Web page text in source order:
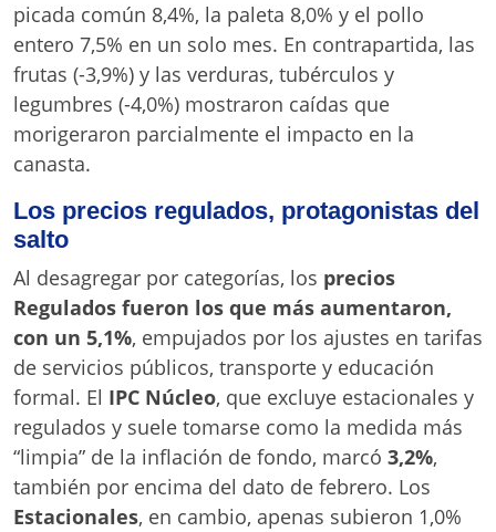
picada común 8,4%, la paleta 8,0% y el pollo
entero 7,5% en un solo mes. En contrapartida, las
frutas (-3,9%) y las verduras, tubérculos y
legumbres (-4,0%) mostraron caídas que
morigeraron parcialmente el impacto en la
canasta.
Los precios regulados, protagonistas del
salto
Al desagregar por categorías, los precios
Regulados fueron los que más aumentaron,
con un 5,1%, empujados por los ajustes en tarifas
de servicios públicos, transporte y educación
formal. El IPC Núcleo, que excluye estacionales y
regulados y suele tomarse como la medida más
“limpia” de la inflación de fondo, marcó 3,2%,
también por encima del dato de febrero. Los
Estacionales, en cambio, apenas subieron 1,0%